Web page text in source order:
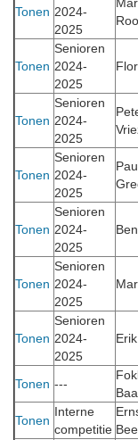
Tonen 2024-
2025
Tonen
Senioren
2024-
2025
Tonen
Senioren
2024-
2025
Tonen
Senioren
2024-
2025
Tonen
Senioren
2024-
2025
Ben
Tonen
Senioren
2024-
2025
Tonen
Senioren
2024-
2025
Tonen ---
Tonen
Interne
competitie